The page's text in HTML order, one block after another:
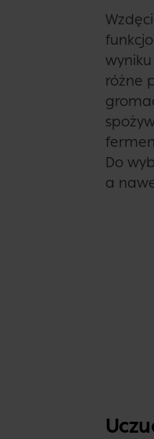
różne
Do
a